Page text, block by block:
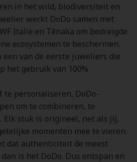
in het wild, biodiversiteit en
werkt DoDo samen met
Italië en Tēnaka om bedreigde
ecosystemen te beschermen.
een van de eerste juweliers die
het gebruik van 100%
te personaliseren, DoDo-
om te combineren, te
Elk stuk is origineel, net als jij,
momenten mee te vieren.
dat authenticiteit de meest
is het DoDo. Dus ontspan en